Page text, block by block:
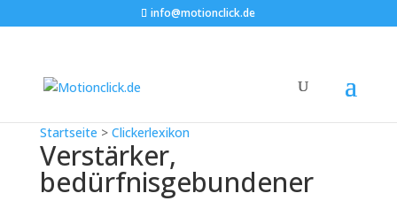
info@motionclick.de
Startseite > Clickerlexikon
Verstärker,
bedürfnisgebundener